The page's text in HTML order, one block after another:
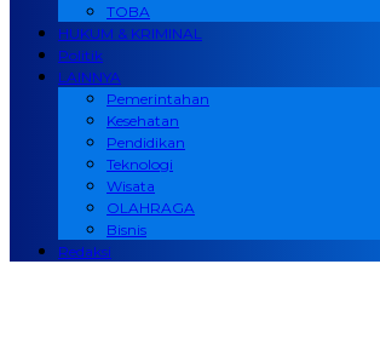
TOBA
HUKUM & KRIMINAL
Politik
LAINNYA
Pemerintahan
Kesehatan
Pendidikan
Teknologi
Wisata
OLAHRAGA
Bisnis
Redaksi